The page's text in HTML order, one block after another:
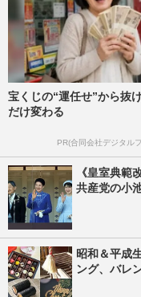
宝くじの“運任せ”から抜
だけ変わる
PR(合同会社デジタル
《皇室典範
共産党の小
昭和＆平成
ング、バレ